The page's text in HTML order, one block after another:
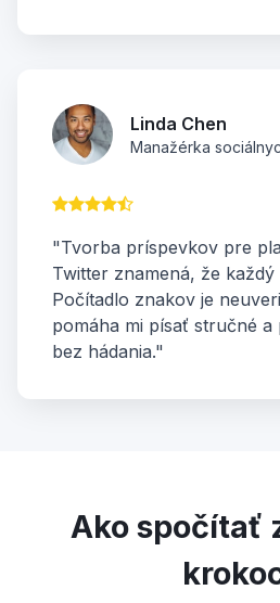
Linda Chen
Manažérka
"Tvorba príspevkov pre
Twitter znamená, že
Počítadlo znakov je
pomáha mi písať stručné
bez hádania."
Ako spočítať